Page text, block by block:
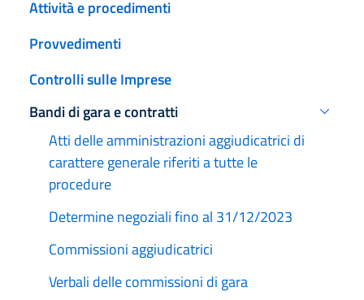
Attività e procedimenti
Provvedimenti
Controlli sulle Imprese
Bandi di gara e contratti
Attivo
Atti delle amministrazioni aggiudicatrici di
carattere generale riferiti a tutte le
procedure
Determine negoziali fino al 31/12/2023
Commissioni aggiudicatrici
Verbali delle commissioni di gara